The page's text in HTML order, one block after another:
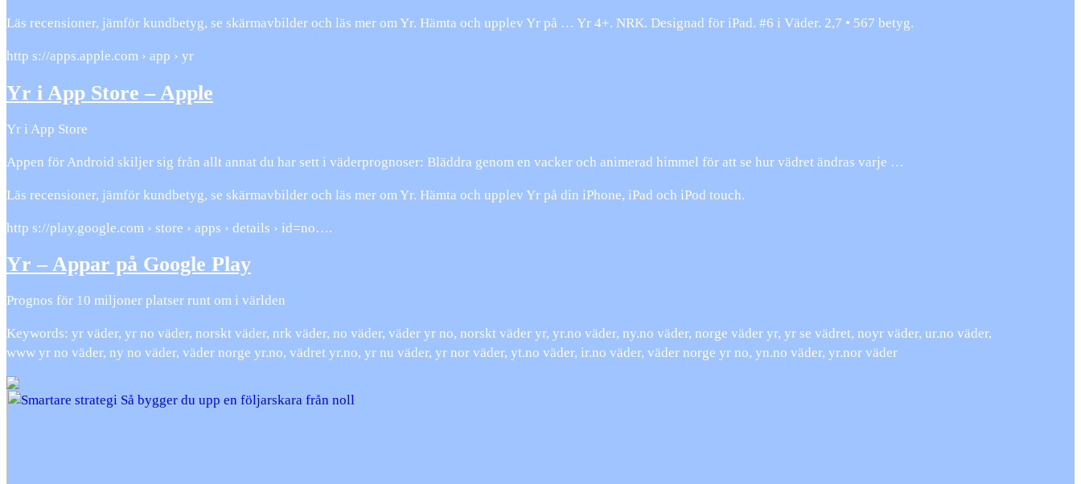
Läs recensioner, jämför kundbetyg, se skärmavbilder och läs mer om Yr. Hämta och upplev Yr på … Yr 4+. NRK. Designad för iPad. #6 i Väder. 2,7 • 567 betyg.
http s://apps.apple.com › app › yr
Yr i App Store – Apple
‎Yr i App Store
Appen för Android skiljer sig från allt annat du har sett i väderprognoser: Bläddra genom en vacker och animerad himmel för att se hur vädret ändras varje …
Läs recensioner, jämför kundbetyg, se skärmavbilder och läs mer om Yr. Hämta och upplev Yr på din iPhone, iPad och iPod touch.
http s://play.google.com › store › apps › details › id=no….
Yr – Appar på Google Play
Prognos för 10 miljoner platser runt om i världen
Keywords: yr väder, yr no väder, norskt väder, nrk väder, no väder, väder yr no, norskt väder yr, yr.no väder, ny.no väder, norge väder yr, yr se vädret, noyr väder, ur.no väder,
www yr no väder, ny no väder, väder norge yr.no, vädret yr.no, yr nu väder, yr nor väder, yt.no väder, ir.no väder, väder norge yr no, yn.no väder, yr.nor väder